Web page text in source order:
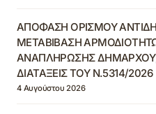
ΑΠΟΦΑΣΗ ΟΡΙΣΜΟΥ
ΜΕΤΑΒΙΒΑΣΗ
ΑΝΑΠΛΗΡΩΣΗΣ
ΔΙΑΤΑΞΕΙΣ ΤΟΥ Ν.5314/2026
4 Αυγούστου 2026